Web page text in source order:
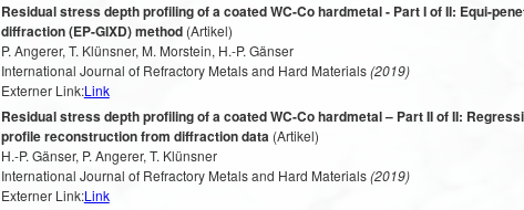
Residual stress depth profiling of a coated WC-Co hardmetal - Part I of II: Equi-
diffraction (EP-GIXD) method(Artikel)
P. Angerer, T. Klünsner, M. Morstein, H.-P. Gänser
International Journal of Refractory Metals and Hard Materials(2019)
Externer Link:Link
Residual stress depth profiling of a coated WC-Co hardmetal – Part II of II:
profile reconstruction from diffraction data (Artikel)
H.-P. Gänser, P. Angerer, T. Klünsner
International Journal of Refractory Metals and Hard Materials(2019)
Externer Link:Link